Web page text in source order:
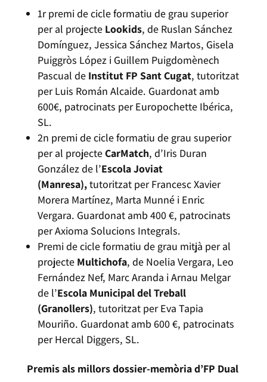
1r premi de cicle formatiu de grau superior
per al projecte Lookids, de Ruslan Sánchez
Domínguez, Jessica Sánchez Martos, Gisela
Puiggròs López i Guillem Puigdomènech
Pascual de Institut FP Sant Cugat, tutoritzat
per Luis Román Alcaide. Guardonat amb
600€, patrocinats per Europochette Ibérica,
SL.
2n premi de cicle formatiu de grau superior
per al projecteCarMatch, d’Iris Duran
González de l’Escola Joviat
(Manresa),tutoritzat per Francesc Xavier
Morera Martínez, Marta Munné i Enric
Vergara. Guardonat amb 400 €, patrocinats
per Axioma Solucions Integrals.
Premi de cicle formatiu de grau mitjà per al
projecte Multichofa, de Noelia Vergara, Leo
Fernández Nef, Marc Aranda i Arnau Melgar
de l’Escola Municipal del Treball
(Granollers), tutoritzat per Eva Tapia
Mouriño. Guardonat amb 600 €, patrocinats
per Hercal Diggers, SL.
Premis als millors dossier-memòria d’FP Dual